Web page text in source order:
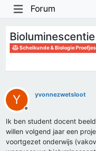
Forum
Scheikunde & Biologie Proefjes
Y
Offline
yvonnezwetsloot
Ik ben student docent
willen volgend jaar een
voortgezet onderwijs